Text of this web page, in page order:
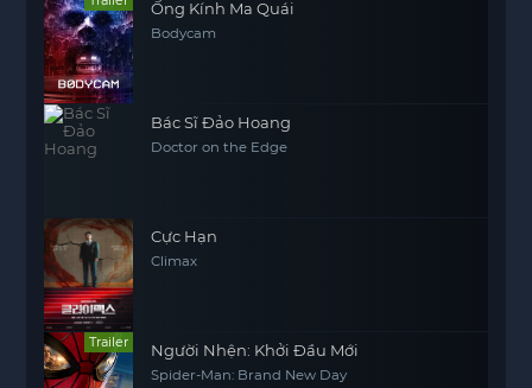
Ống Kính Ma Quái
Bodycam
Bác Sĩ Đảo Hoang
Doctor on the Edge
Cực Hạn
Climax
Trailer Người Nhện: Khởi Đầu Mới
Spider-Man: Brand New Day